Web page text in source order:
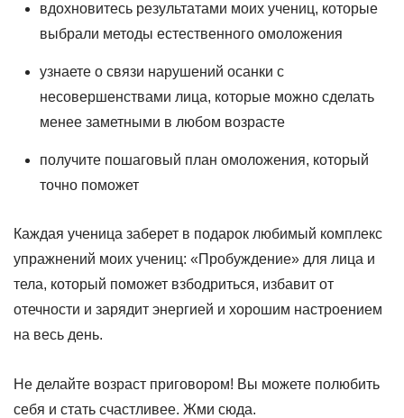
вдохновитесь результатами моих учениц, которые
выбрали методы естественного омоложения
узнаете о связи нарушений осанки с
несовершенствами лица, которые можно сделать
менее заметными в любом возрасте
получите пошаговый план омоложения, который
точно поможет
Каждая ученица заберет в подарок любимый комплекс
упражнений моих учениц: «Пробуждение» для лица и
тела, который поможет взбодриться, избавит от
отечности и зарядит энергией и хорошим настроением
на весь день.
Не делайте возраст приговором! Вы можете полюбить
себя и стать счастливее. Жми сюда.